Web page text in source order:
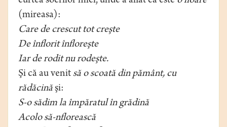
(mireasa):
Care de crescut tot creşte
De înflorit înfloreşte
Iar de rodit nu rodeşte.
Şi că au venit să o scoată din pământ, cu
rădăcinăşi:
S-o sădim la împăratul în grădină
Acolo să-nflorească